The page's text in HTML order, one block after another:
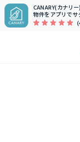
CANARY(カナリー)
物件をアプリでサ